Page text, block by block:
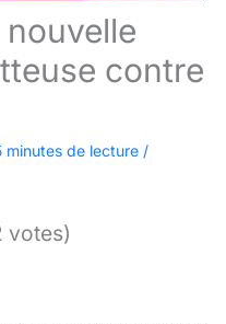
contre
minutes de lecture /
votes)